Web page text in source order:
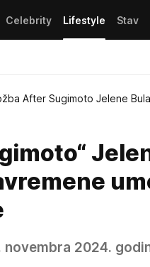
Celebrity Lifestyle Stav
After Sugimoto Jelene
2024.